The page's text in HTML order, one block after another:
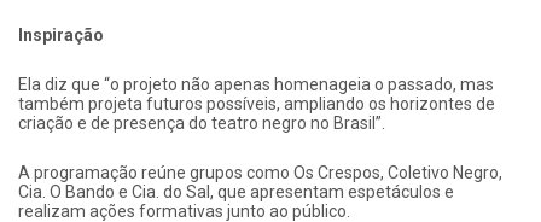
Inspiração
Ela diz que “o projeto não apenas homenageia o passado, mas
também projeta futuros possíveis, ampliando os horizontes de
criação e de presença do teatro negro no Brasil”.
A programação reúne grupos como Os Crespos, Coletivo Negro,
Cia. O Bando e Cia. do Sal, que apresentam espetáculos e
realizam ações formativas junto ao público.